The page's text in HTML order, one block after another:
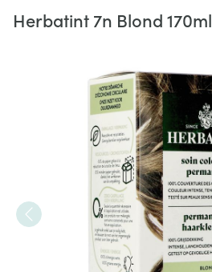
Herbatint 7n Blond 170ml